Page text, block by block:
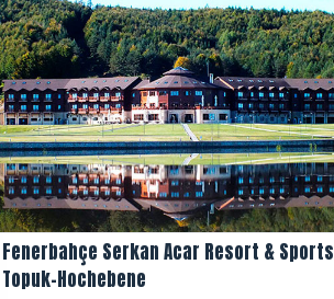
Fenerbahçe Serkan Acar Resort & Sports
Topuk-Hochebene